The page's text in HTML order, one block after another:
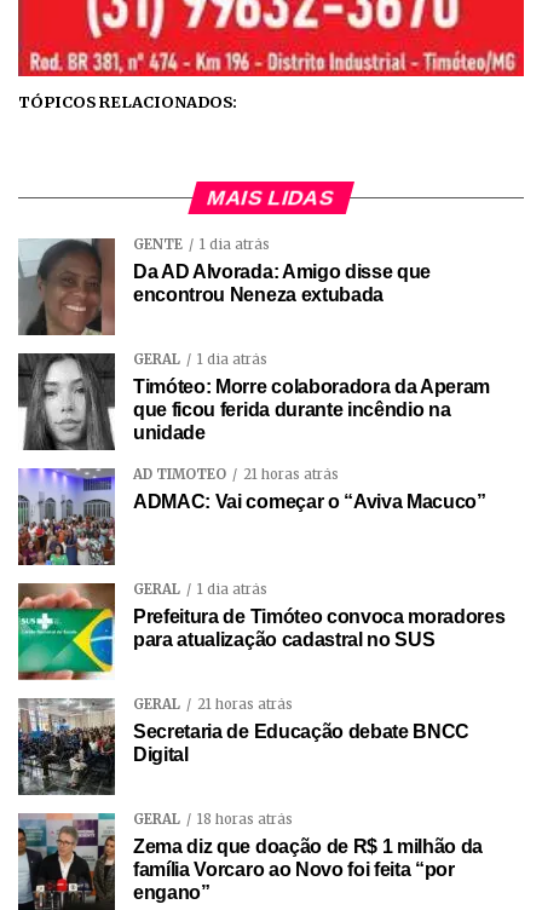
TÓPICOS RELACIONADOS:
MAIS LIDAS
GENTE 1 dia atrás
Da AD Alvorada: Amigo disse que
encontrou Neneza extubada
GERAL 1 dia atrás
Timóteo: Morre colaboradora da Aperam
que ficou ferida durante incêndio na
unidade
AD TIMÓTEO 21 horas atrás
ADMAC: Vai começar o “Aviva Macuco”
GERAL 1 dia atrás
Prefeitura de Timóteo convoca moradores
para atualização cadastral no SUS
GERAL 21 horas atrás
Secretaria de Educação debate BNCC
Digital
GERAL 18 horas atrás
Zema diz que doação de R$ 1 milhão da
família Vorcaro ao Novo foi feita “por
engano”